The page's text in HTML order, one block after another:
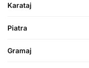
Karataj
Piatra
Gramaj